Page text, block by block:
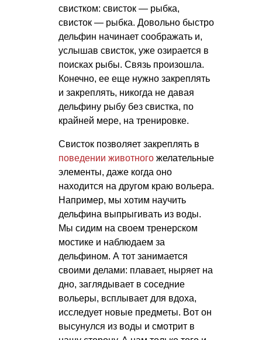
свистком: свисток — рыбка,
свисток — рыбка. Довольно быстро
дельфин начинает соображать и,
услышав свисток, уже озирается в
поисках рыбы. Связь произошла.
Конечно, ее еще нужно закреплять
и закреплять, никогда не давая
дельфину рыбу без свистка, по
крайней мере, на тренировке.
Свисток позволяет закреплять в
поведении животного желательные
элементы, даже когда оно
находится на другом краю вольера.
Например, мы хотим научить
дельфина выпрыгивать из воды.
Мы сидим на своем тренерском
мостике и наблюдаем за
дельфином. А тот занимается
своими делами: плавает, ныряет на
дно, заглядывает в соседние
вольеры, всплывает для вдоха,
исследует новые предметы. Вот он
высунулся из воды и смотрит в